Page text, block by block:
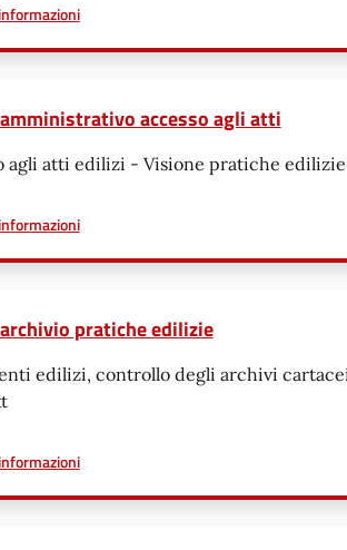
a proposito di
accesso agli atti
agli atti edilizi - Visione pratiche
a proposito di
pratiche edilizie
edilizi, controllo degli archivi
a proposito di